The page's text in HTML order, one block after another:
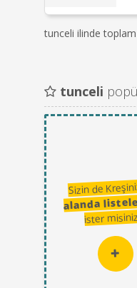
tunceli ilinde toplam
tunceli
Sizin de
alanda
ister